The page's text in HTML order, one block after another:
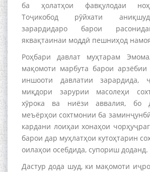
ба ҳолатҳои фавқулодаи
Тоҷикобод рӯйхати
зарардидаро барои
яквақтаинаи моддӣ пешниҳод
Роҳбари давлат муҳтарам
мақомоти марбута барои арзёбии
иншооти давлатии зарардида,
миқдори зарурии масолеҳи
хӯрока ва ниёзи аввалия, бо
меъёрҳои сохтмонии ба
кардани лоиҳаи хонаҳои
барои дар муҳлатҳои кутоҳтарин
оилаҳои осебдида, супориш доданд.
Дастур дода шуд, ки мақомоти
БА МУНОСИБАТИ
БУЗУРГДОШТИ РӮЗИ РӮДАКӢ
Дар Академияи миллии
илмҳои Тоҷикистон бахшида
ба 100-солагии мунаққиду
адабиётшинос Соҳиб
Табаров ҳамоиши илмӣ-
назариявӣ баргузор гардид.